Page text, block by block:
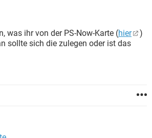
TIKTOK
INSTAGRAM
was ihr von der PS-Now-Karte (hier
)
sollte sich die zulegen oder ist das